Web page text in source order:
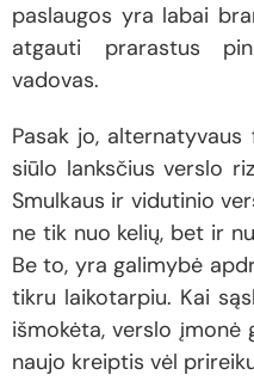
paslaugos yra labai
atgauti prarastus
vadovas.
Pasak jo,
siūlo lanksčius verslo
Smulkaus ir vidutinio
ne tik nuo kelių, bet ir
Be to, yra galimybė
tikru laikotarpiu. Kai
išmokėta, verslo
naujo kreiptis vėl